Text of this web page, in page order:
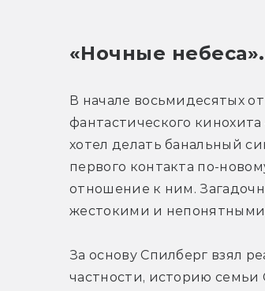
«Ночные
В начале восьмидесятых
фантастического
хотел делать банальный
первого контакта по-
отношение к ним.
жестокими и
За основу Спилберг взял
частности, историю